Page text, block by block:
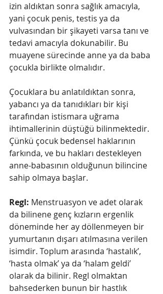
izin aldıktan sonra sağlık amacıyla,
yani çocuk penis, testis ya da
vulvasından bir şikayeti varsa tanı ve
tedavi amacıyla dokunabilir. Bu
muayene sürecinde anne ya da baba
çocukla birlikte olmalıdır.
Çocuklara bu anlatıldıktan sonra,
yabancı ya da tanıdıkları bir kişi
tarafından istismara uğrama
ihtimallerinin düştüğü bilinmektedir.
Çünkü çocuk bedensel haklarının
farkında, ve bu hakları destekleyen
anne-babasının olduğunun bilincine
sahip olmaya başlar.
Regl: Menstruasyon ve adet olarak
da bilinene genç kızların ergenlik
döneminde her ay döllenmeyen bir
yumurtanın dışarı atılmasına verilen
isimdir. Toplum arasında ‘hastalık’,
‘hasta olmak’ ya da ‘halam geldi’
olarak da bilinir. Regl olmaktan
bahsederken bunun bir hastlık